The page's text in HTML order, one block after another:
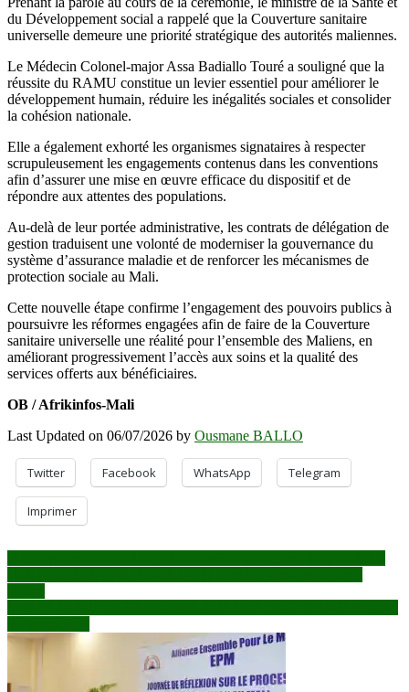
du Développement social a rappelé que la Couverture sanitaire
universelle demeure une priorité stratégique des autorités maliennes.
Le Médecin Colonel-major Assa Badiallo Touré a souligné que la
réussite du RAMU constitue un levier essentiel pour améliorer le
développement humain, réduire les inégalités sociales et consolider
la cohésion nationale.
Elle a également exhorté les organismes signataires à respecter
scrupuleusement les engagements contenus dans les conventions
afin d’assurer une mise en œuvre efficace du dispositif et de
répondre aux attentes des populations.
Au-delà de leur portée administrative, les contrats de délégation de
gestion traduisent une volonté de moderniser la gouvernance du
système d’assurance maladie et de renforcer les mécanismes de
protection sociale au Mali.
Cette nouvelle étape confirme l’engagement des pouvoirs publics à
poursuivre les réformes engagées afin de faire de la Couverture
sanitaire universelle une réalité pour l’ensemble des Maliens, en
améliorant progressivement l’accès aux soins et la qualité des
services offerts aux bénéficiaires.
OB / Afrikinfos-Mali
Last Updated on 06/07/2026 by Ousmane BALLO
Twitter Facebook WhatsApp Telegram
Imprimer
Navigation
de
l’article